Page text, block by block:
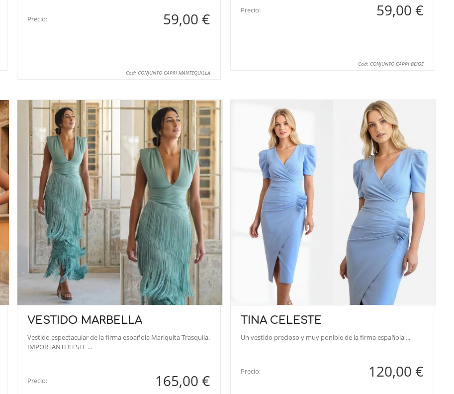
Precio: 59,00 €
Cod: CONJUNTO CAPRI MANTEQUILLA
Precio: 59,00 €
Cod: CONJUNTO CAPRI BEIGE
VESTIDO MARBELLA
Vestido espectacular de la firma española Mariquita Trasquila.
IMPORTANTE!! ESTE ...
Precio: 165,00 €
TINA CELESTE
Un vestido precioso y muy ponible de la firma española ...
Precio: 120,00 €